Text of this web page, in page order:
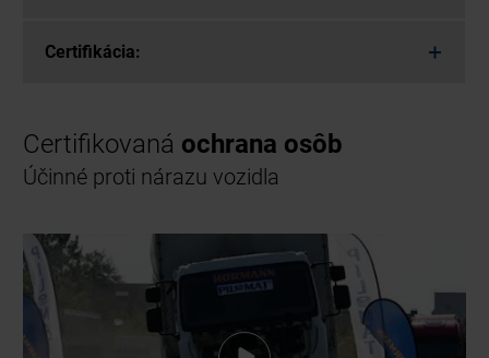
Certifikácia:
Certifikovaná ochrana osôb
Účinné proti nárazu vozidla